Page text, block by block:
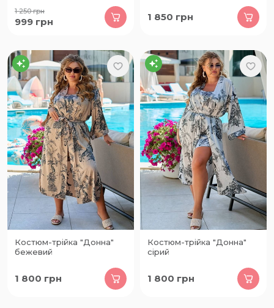
1 250грн
999 грн 1 850 грн
Костюм-трійка "Донна"
бежевий
1 800 грн
Костюм-трійка "Донна"
сірий
1 800 грн